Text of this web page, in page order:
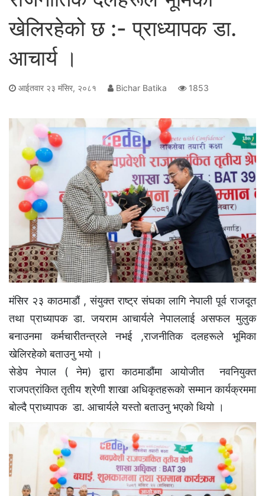
खेलिरहेको छ :- प्राध्यापक डा.
आचार्य ।
आईतवार २३ मंसिर, २०८१ Bichar Batika 1853
मंसिर २३ काठमाडौं , संयुक्त राष्ट्र संघका लागि नेपाली पूर्व राजदूत
तथा प्राध्यापक डा. जयराम आचार्यले नेपाललाई असफल मुलुक
बनाउनमा कर्मचारीतन्त्रले नभई ,राजनीतिक दलहरूले भूमिका
खेलिरहेको बताउनु भयाे ।
सेडेप नेपाल ( नेम) द्वारा काठमाडौंमा आयाेजीत नवनियुक्त
राजपत्रांकित तृतीय श्रेणी शाखा अधिकृतहरूकाे सम्मान कार्यक्रममा
बाेल्दै प्राध्यापक डा. आचार्यले यस्ताे बताउनु भएकाे थियाे ।